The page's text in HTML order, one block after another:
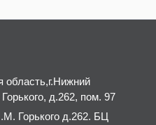
область,г.Нижний
д.262, пом. 97
Горького д.262. БЦ